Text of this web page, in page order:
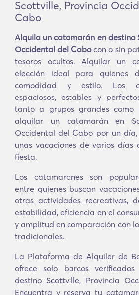
Scottville, Provincia
Cabo
Alquila un catamarán en destino
Occidental del Cabocon o sin
tesoros ocultos. Alquilar un
elección ideal para quienes
comodidad y estilo. Los
espaciosos, estables y
tanto a grupos grandes como
alquilar un catamarán en
Occidental del Cabo por un
unas vacaciones de varios días
fiesta.
Los catamaranes son
entre quienes buscan
otras actividades recreativas,
estabilidad, eficiencia en el
y amplitud en comparación con
tradicionales.
La Plataforma de Alquiler de
ofrece solo barcos
destino Scottville, Provincia
Encuentra y reserva tu